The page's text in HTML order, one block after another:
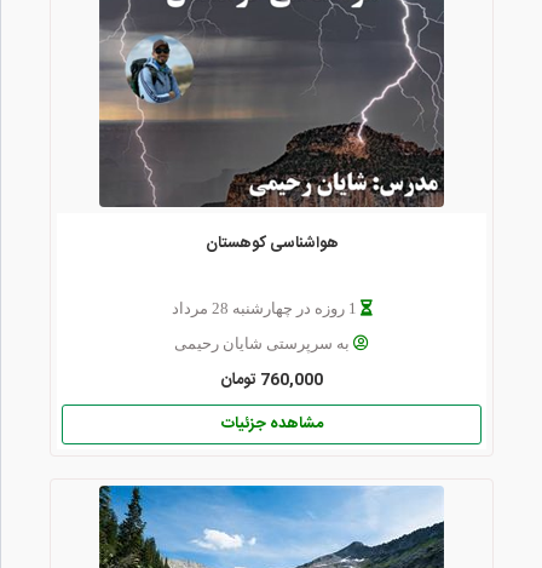
هواشناسی کوهستان
1 روزه در چهارشنبه 28 مرداد
به سرپرستی شایان رحیمی
760,000 تومان
مشاهده جزئیات